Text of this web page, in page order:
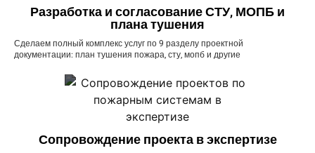
Разработка и согласование СТУ, МОПБ и
плана тушения
Сделаем полный комплекс услуг по 9 разделу проектной
документации: план тушения пожара, сту, мопб и другие
Сопровождение проекта в экспертизе